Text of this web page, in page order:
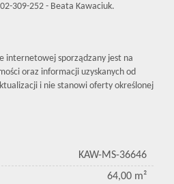
309-252 - Beata Kawaciuk.
internetowej sporządzany jest na
oraz informacji uzyskanych od
i nie stanowi oferty określonej
KAW-MS-36646
64,00 m²